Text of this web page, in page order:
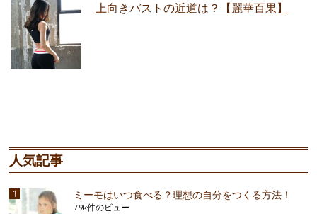
上向きバストの近道は？【麗華百果】
人気記事
ミーモはいつ食べる？理想の自分をつくる方法！
7.9k件のビュー